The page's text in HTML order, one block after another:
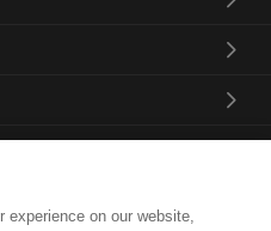
experience on our website,